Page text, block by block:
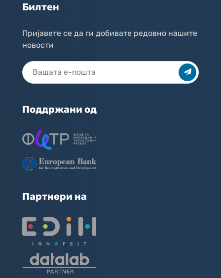
Билтен
Пријавете се да ги добивате редовно нашите
новости
Поддржани од
Партнери на